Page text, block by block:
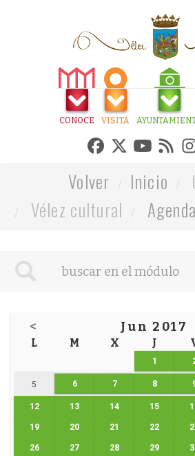
CONOCE VISITA
Volver Inicio
Vélez cultural
< Jun 2017
L M X J
1
5 6 7 8
12 13 14 15
19 20 21 22
26 27 28 29